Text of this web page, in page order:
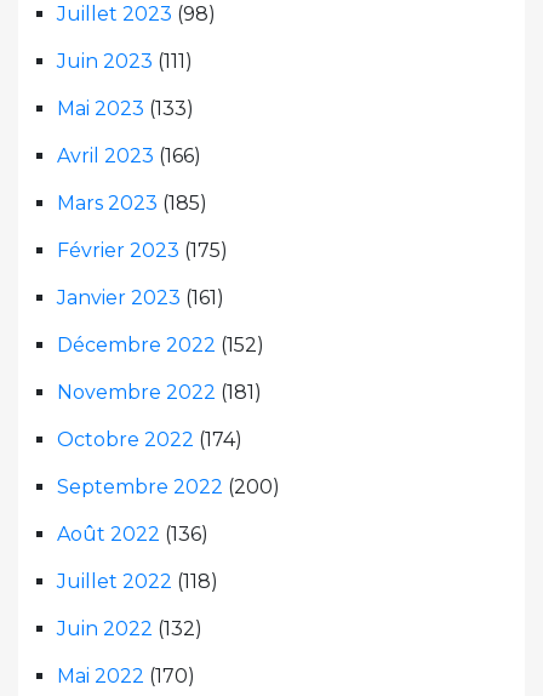
Juillet 2023 (98)
Juin 2023 (111)
Mai 2023 (133)
Avril 2023 (166)
Mars 2023 (185)
Février 2023 (175)
Janvier 2023 (161)
Décembre 2022 (152)
Novembre 2022 (181)
Octobre 2022 (174)
Septembre 2022 (200)
Août 2022 (136)
Juillet 2022 (118)
Juin 2022 (132)
Mai 2022 (170)